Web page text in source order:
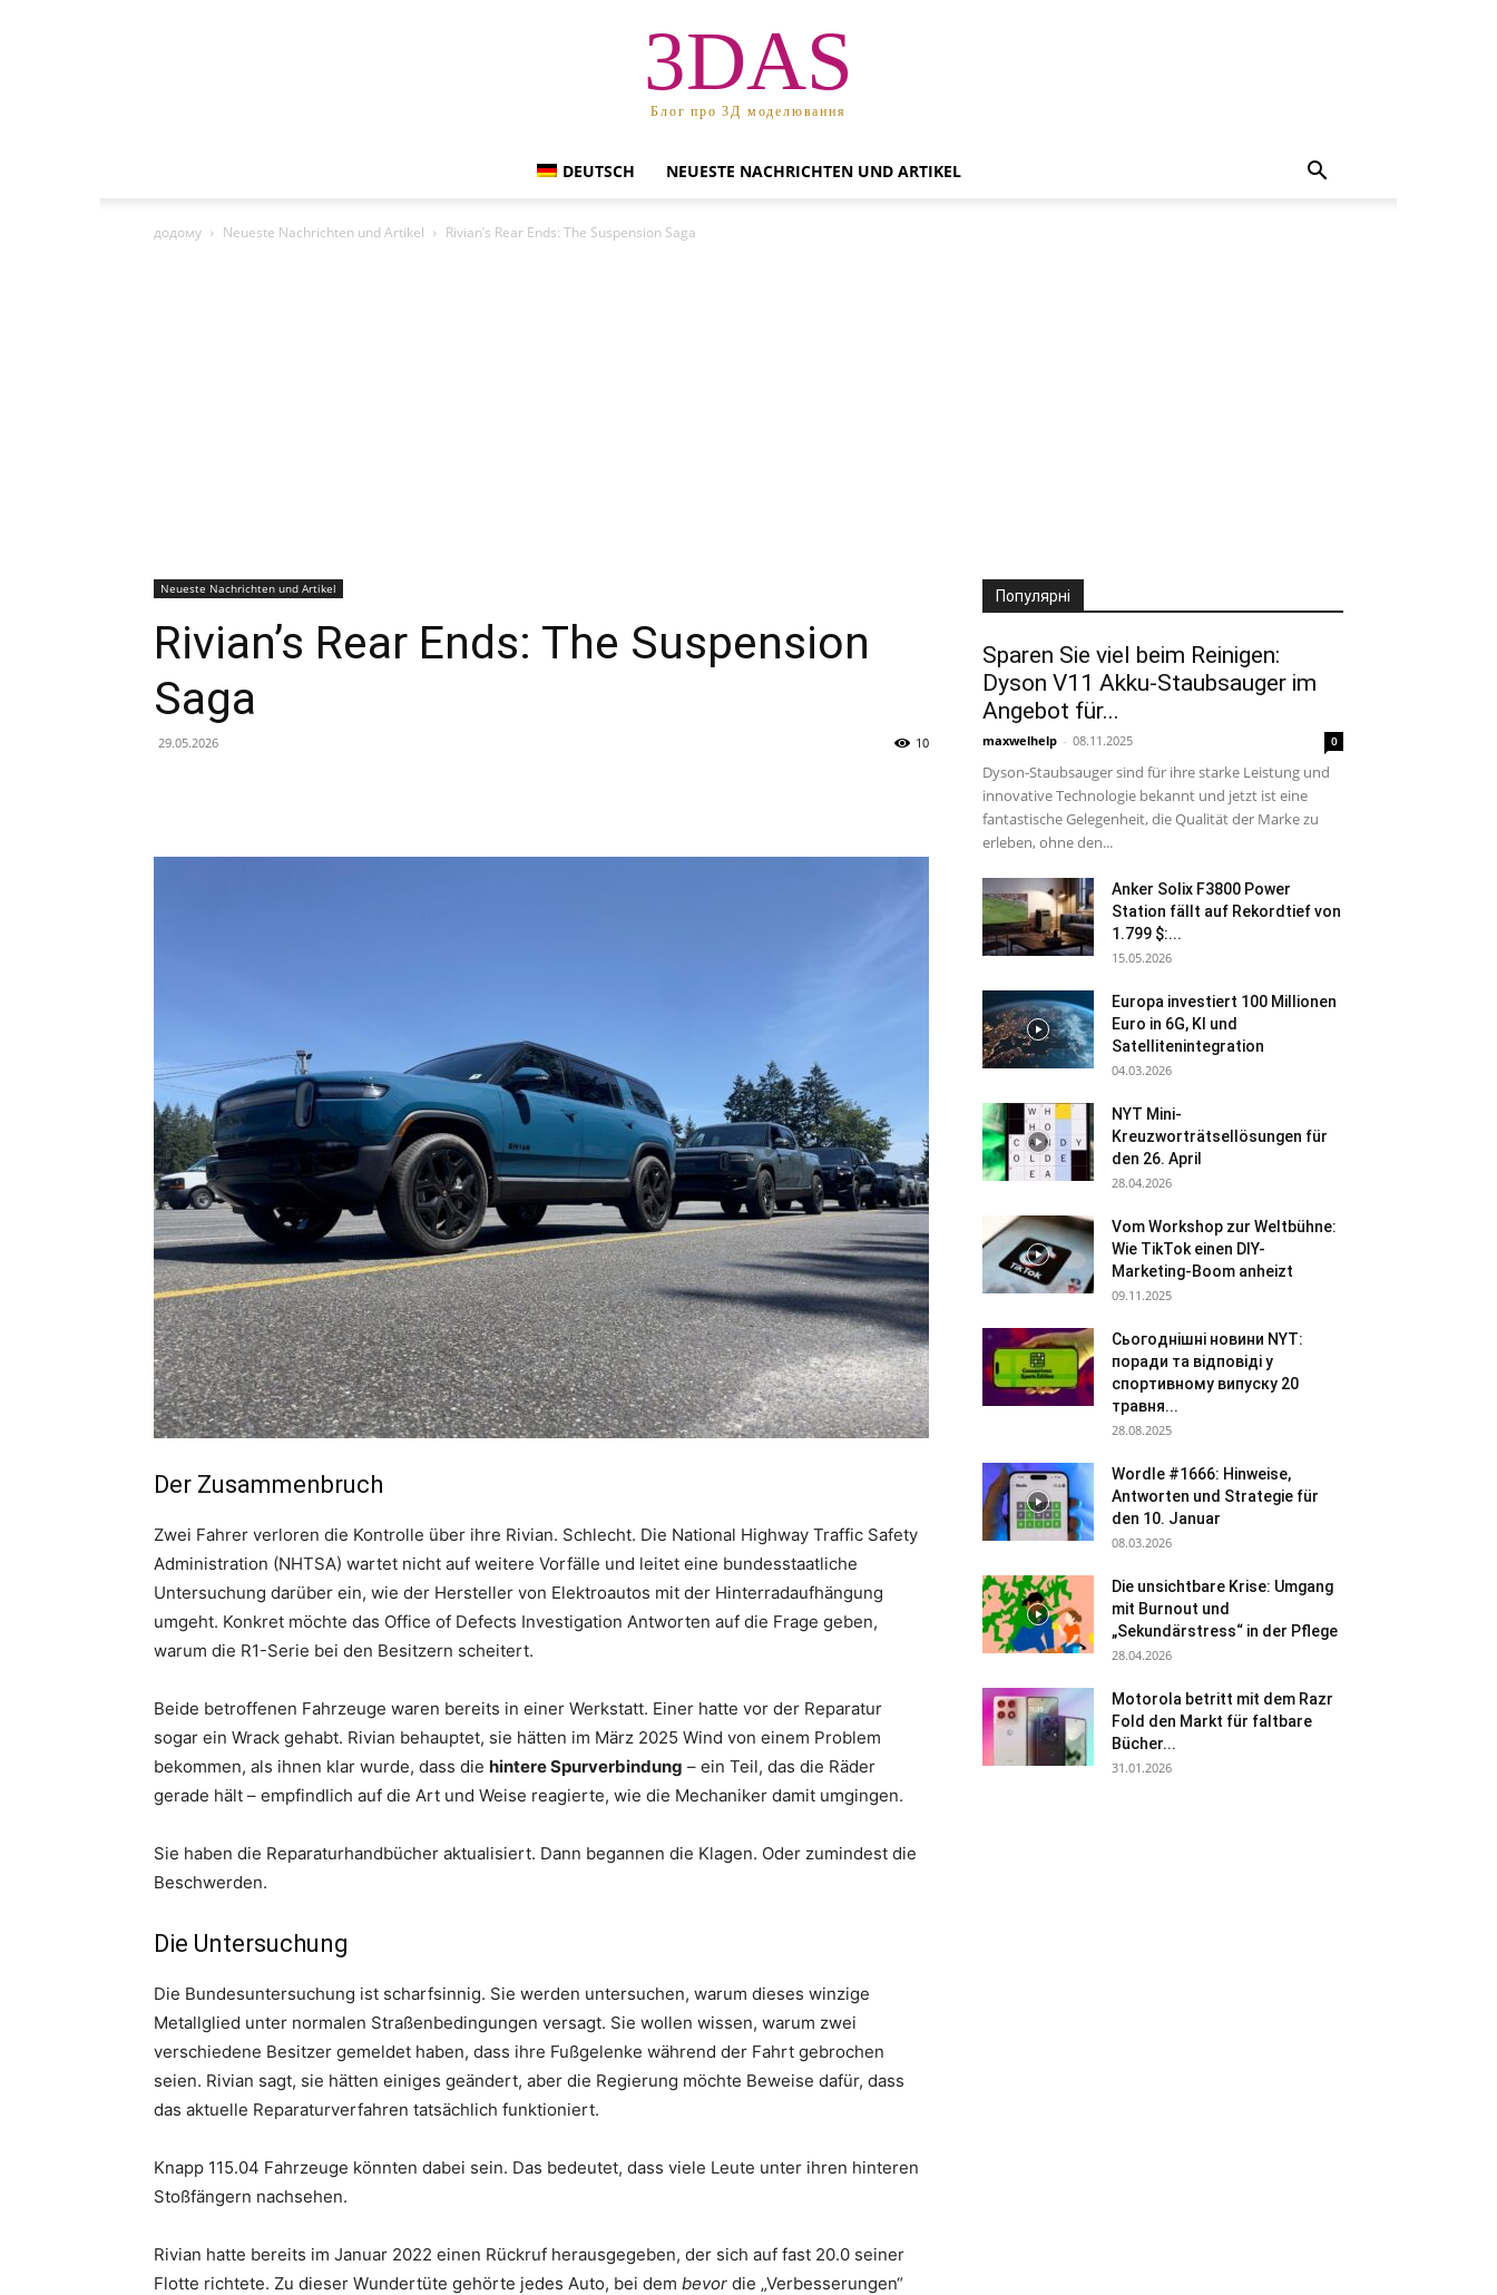
3DAS
Блог про 3Д моделювання
DEUTSCH NEUESTE NACHRICHTEN UND ARTIKEL
додому Neueste Nachrichten und Artikel Rivian’s Rear Ends: The Suspension Saga
Neueste Nachrichten und Artikel
Rivian’s Rear Ends: The Suspension
Saga
29.05.2026 10
Der Zusammenbruch
Zwei Fahrer verloren die Kontrolle über ihre Rivian. Schlecht. Die National Highway Traffic Safety
Administration (NHTSA) wartet nicht auf weitere Vorfälle und leitet eine bundesstaatliche
Untersuchung darüber ein, wie der Hersteller von Elektroautos mit der Hinterradaufhängung
umgeht. Konkret möchte das Office of Defects Investigation Antworten auf die Frage geben,
warum die R1-Serie bei den Besitzern scheitert.
Beide betroffenen Fahrzeuge waren bereits in einer Werkstatt. Einer hatte vor der Reparatur
sogar ein Wrack gehabt. Rivian behauptet, sie hätten im März 2025 Wind von einem Problem
bekommen, als ihnen klar wurde, dass die hintere Spurverbindung – ein Teil, das die Räder
gerade hält – empfindlich auf die Art und Weise reagierte, wie die Mechaniker damit umgingen.
Sie haben die Reparaturhandbücher aktualisiert. Dann begannen die Klagen. Oder zumindest die
Beschwerden.
Die Untersuchung
Die Bundesuntersuchung ist scharfsinnig. Sie werden untersuchen, warum dieses winzige
Metallglied unter normalen Straßenbedingungen versagt. Sie wollen wissen, warum zwei
verschiedene Besitzer gemeldet haben, dass ihre Fußgelenke während der Fahrt gebrochen
seien. Rivian sagt, sie hätten einiges geändert, aber die Regierung möchte Beweise dafür, dass
das aktuelle Reparaturverfahren tatsächlich funktioniert.
Knapp 115.04 Fahrzeuge könnten dabei sein. Das bedeutet, dass viele Leute unter ihren hinteren
Stoßfängern nachsehen.
Rivian hatte bereits im Januar 2022 einen Rückruf herausgegeben, der sich auf fast 20.0 seiner
Flotte richtete. Zu dieser Wundertüte gehörte jedes Auto, bei dem bevor die „Verbesserungen“
Популярні
Sparen Sie viel beim Reinigen:
Dyson V11 Akku-Staubsauger im
Angebot für...
maxwelhelp - 08.11.2025 0
Dyson-Staubsauger sind für ihre starke Leistung und
innovative Technologie bekannt und jetzt ist eine
fantastische Gelegenheit, die Qualität der Marke zu
erleben, ohne den...
Anker Solix F3800 Power
Station fällt auf Rekordtief von
1.799 $:...
15.05.2026
Europa investiert 100 Millionen
Euro in 6G, KI und
Satellitenintegration
04.03.2026
NYT Mini-
Kreuzworträtsellösungen für
den 26. April
28.04.2026
Vom Workshop zur Weltbühne:
Wie TikTok einen DIY-
Marketing-Boom anheizt
09.11.2025
Сьогоднішні новини NYT:
поради та відповіді у
спортивному випуску 20
травня...
28.08.2025
Wordle #1666: Hinweise,
Antworten und Strategie für
den 10. Januar
08.03.2026
Die unsichtbare Krise: Umgang
mit Burnout und
„Sekundärstress“ in der Pflege
28.04.2026
Motorola betritt mit dem Razr
Fold den Markt für faltbare
Bücher...
31.01.2026